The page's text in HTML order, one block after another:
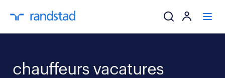
chauffeurs vacatures